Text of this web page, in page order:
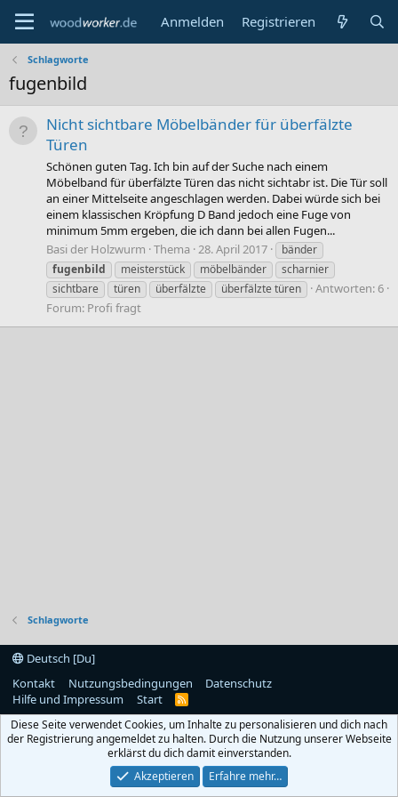
Anmelden Registrieren
Schlagworte
fugenbild
Nicht sichtbare Möbelbänder für überfälzte
Türen
Schönen guten Tag. Ich bin auf der Suche nach einem
Möbelband für überfälzte Türen das nicht sichtabr ist. Die Tür soll
an einer Mittelseite angeschlagen werden. Dabei würde sich bei
einem klassischen Kröpfung D Band jedoch eine Fuge von
minimum 5mm ergeben, die ich dann bei allen Fugen...
Basi der Holzwurm Thema 28. April 2017
bänder
fugenbild
meisterstück möbelbänder
scharnier
sichtbare
türen überfälzte überfälzte türen
Antworten: 6
Forum: Profi fragt
Schlagworte
Deutsch [Du]
Kontakt
Nutzungsbedingungen
Datenschutz
Hilfe und Impressum
Start
R
S
Diese Seite verwendet Cookies, um Inhalte zu personalisieren und dich nach
der Registrierung angemeldet zu halten. Durch die Nutzung unserer Webseite
erklärst du dich damit einverstanden.
Akzeptieren
Erfahre mehr…